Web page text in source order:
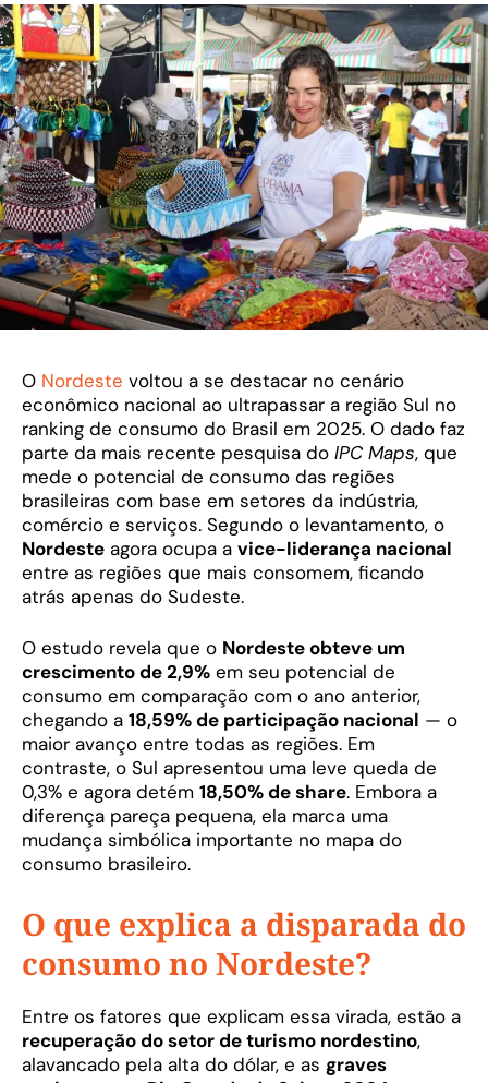
O Nordeste voltou a se destacar no cenário
econômico nacional ao ultrapassar a região Sul no
ranking de consumo do Brasil em 2025. O dado faz
parte da mais recente pesquisa do IPC Maps, que
mede o potencial de consumo das regiões
brasileiras com base em setores da indústria,
comércio e serviços. Segundo o levantamento, o
Nordeste agora ocupa a vice-liderança nacional
entre as regiões que mais consomem, ficando
atrás apenas do Sudeste.
O estudo revela que o Nordeste obteve um
crescimento de 2,9% em seu potencial de
consumo em comparação com o ano anterior,
chegando a 18,59% de participação nacional — o
maior avanço entre todas as regiões. Em
contraste, o Sul apresentou uma leve queda de
0,3% e agora detém 18,50% de share. Embora a
diferença pareça pequena, ela marca uma
mudança simbólica importante no mapa do
consumo brasileiro.
O que explica a disparada do
consumo no Nordeste?
Entre os fatores que explicam essa virada, estão a
recuperação do setor de turismo nordestino,
alavancado pela alta do dólar, e as graves